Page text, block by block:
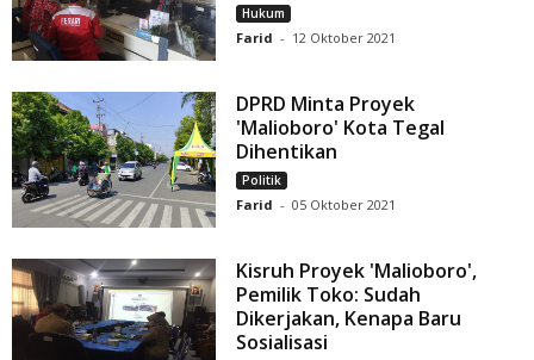
Hukum
Farid - 12 Oktober 2021
DPRD Minta Proyek
'Malioboro' Kota Tegal
Dihentikan
Politik
Farid - 05 Oktober 2021
Kisruh Proyek 'Malioboro',
Pemilik Toko: Sudah
Dikerjakan, Kenapa Baru
Sosialisasi